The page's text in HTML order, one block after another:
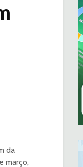
da
março,